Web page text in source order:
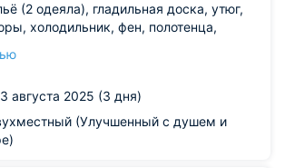
(2 одеяла), гладильная доска, утюг,
холодильник, фен, полотенца,
метро в 7 минутах ходьбы,
однозначно приедем ещё.
августа 2025 (3 дня)
(Улучшенный с душем и